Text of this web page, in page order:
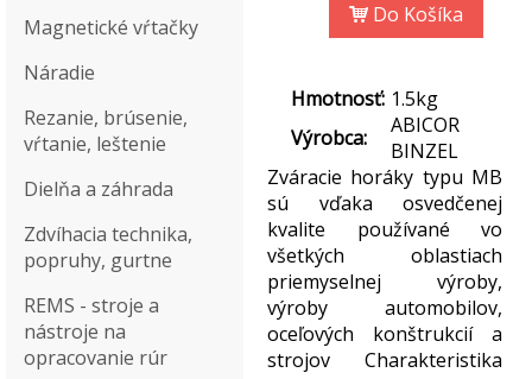
Magnetické vŕtačky
Náradie
Rezanie, brúsenie,
vŕtanie, leštenie
Dielňa a záhrada
Zdvíhacia technika,
popruhy, gurtne
REMS - stroje a
nástroje na
opracovanie rúr
Do Košíka
Hmotnosť: 1.5kg
Výrobca:
ABICOR
BINZEL
Zváracie horáky typu MB
sú vďaka osvedčenej
kvalite používané vo
všetkých oblastiach
priemyselnej výroby,
výroby automobilov,
oceľových konštrukcií a
strojov Charakteristika